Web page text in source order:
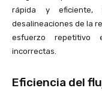
rápida y eficiente,
desalineaciones de la
esfuerzo repetitivo
incorrectas.
Eficiencia del